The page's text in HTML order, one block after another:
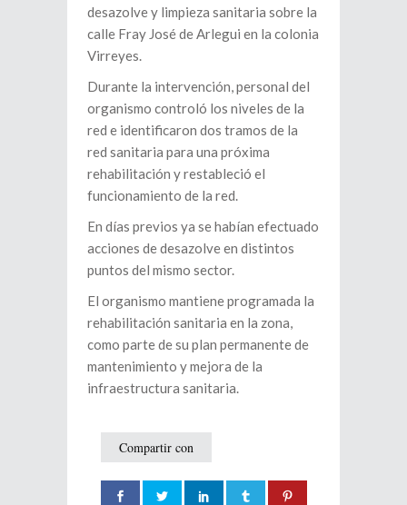
desazolve y limpieza sanitaria sobre la
calle Fray José de Arlegui en la colonia
Virreyes.
Durante la intervención, personal del
organismo controló los niveles de la
red e identificaron dos tramos de la
red sanitaria para una próxima
rehabilitación y restableció el
funcionamiento de la red.
En días previos ya se habían efectuado
acciones de desazolve en distintos
puntos del mismo sector.
El organismo mantiene programada la
rehabilitación sanitaria en la zona,
como parte de su plan permanente de
mantenimiento y mejora de la
infraestructura sanitaria.
Compartir con